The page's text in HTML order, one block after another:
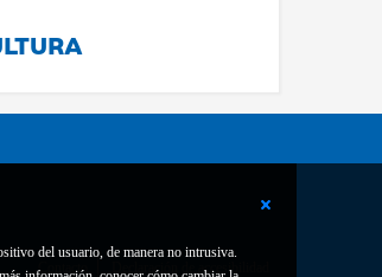
del usuario, de manera no intrusiva.
Contacto Declaración de accesibilidad